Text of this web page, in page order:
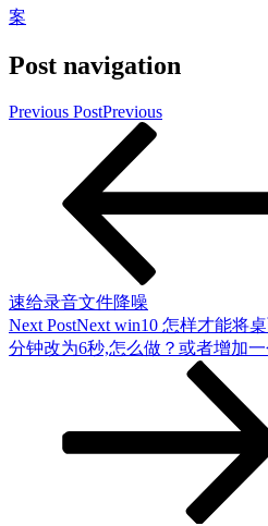
案
Post navigation
Previous PostPrevious
速给录音文件降噪
Next PostNext win10 怎样才能将
分钟改为6秒,怎么做？或者增加一